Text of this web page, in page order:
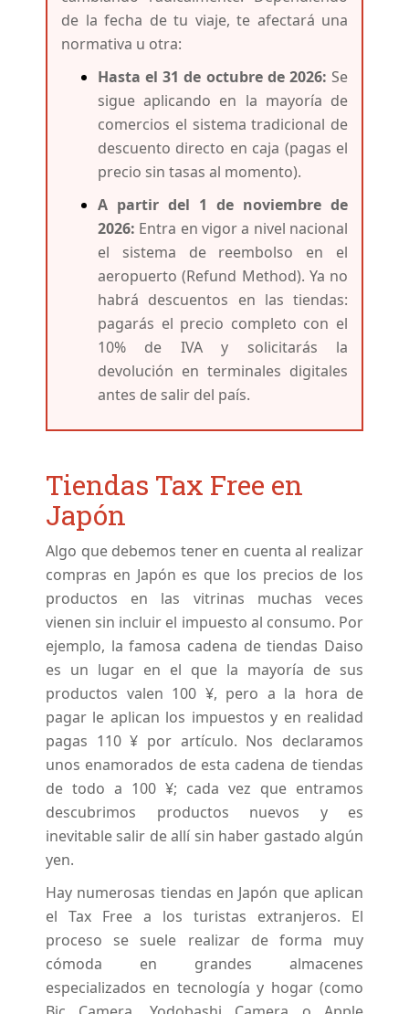
de la fecha de tu viaje, te afectará una
normativa u otra:
Hasta el 31 de octubre de 2026: Se
sigue aplicando en la mayoría de
comercios el sistema tradicional de
descuento directo en caja (pagas el
precio sin tasas al momento).
A partir del 1 de noviembre de
2026: Entra en vigor a nivel nacional
el sistema de reembolso en el
aeropuerto (Refund Method). Ya no
habrá descuentos en las tiendas:
pagarás el precio completo con el
10% de IVA y solicitarás la
devolución en terminales digitales
antes de salir del país.
Tiendas Tax Free en
Japón
Algo que debemos tener en cuenta al realizar
compras en Japón es que los precios de los
productos en las vitrinas muchas veces
vienen sin incluir el impuesto al consumo. Por
ejemplo, la famosa cadena de tiendas Daiso
es un lugar en el que la mayoría de sus
productos valen 100 ¥, pero a la hora de
pagar le aplican los impuestos y en realidad
pagas 110 ¥ por artículo. Nos declaramos
unos enamorados de esta cadena de tiendas
de todo a 100 ¥; cada vez que entramos
descubrimos productos nuevos y es
inevitable salir de allí sin haber gastado algún
yen.
Hay numerosas tiendas en Japón que aplican
el Tax Free a los turistas extranjeros. El
proceso se suele realizar de forma muy
cómoda en grandes almacenes
especializados en tecnología y hogar (como